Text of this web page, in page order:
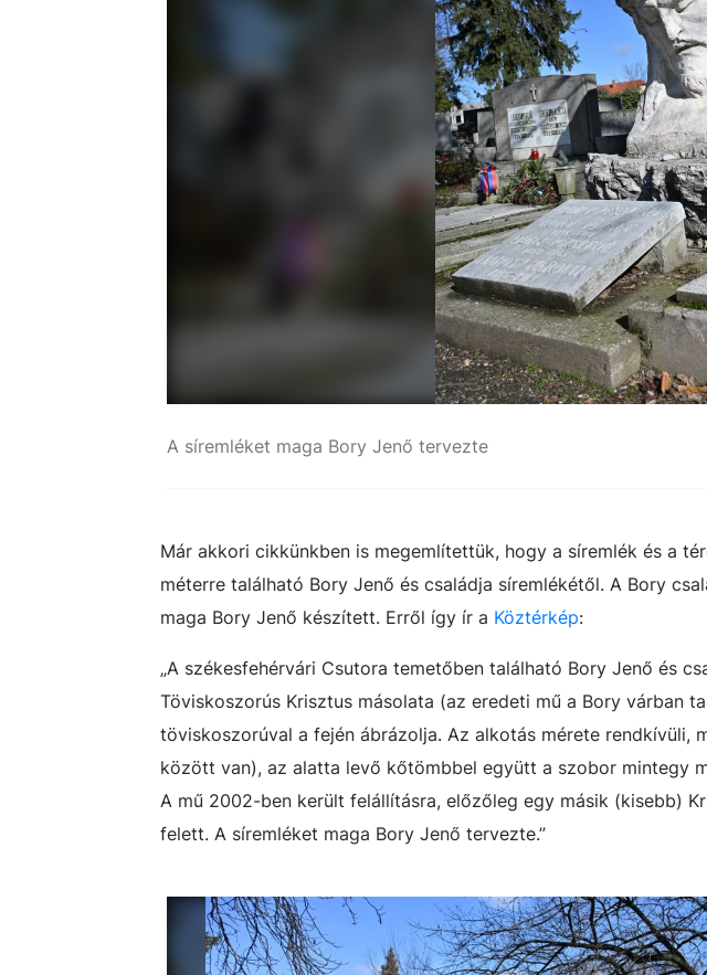
A síremléket maga Bory Jenő tervezte
Már akkori cikkünkben is megemlítettük, hogy a síremlék és a
méterre található Bory Jenő és családja síremlékétől. A Bory
maga Bory Jenő készített. Erről így ír a Köztérkép:
„A székesfehérvári Csutora temetőben található Bory Jenő és
Töviskoszorús Krisztus másolata (az eredeti mű a Bory várban
töviskoszorúval a fején ábrázolja. Az alkotás mérete rendkívüli,
között van), az alatta levő kőtömbbel együtt a szobor mintegy
A mű 2002-ben került felállításra, előzőleg egy másik (kisebb)
felett. A síremléket maga Bory Jenő tervezte.”